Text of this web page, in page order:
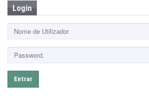
Login
Entrar